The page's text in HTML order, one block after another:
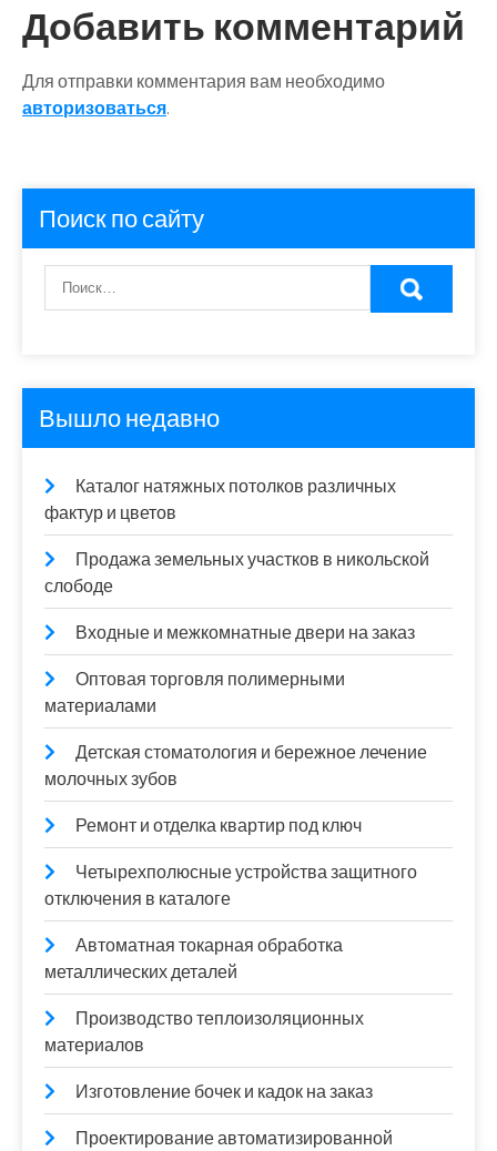
Добавить комментарий
Для отправки комментария вам необходимо
авторизоваться.
Поиск по сайту
Вышло недавно
Каталог натяжных потолков различных
фактур и цветов
Продажа земельных участков в никольской
слободе
Входные и межкомнатные двери на заказ
Оптовая торговля полимерными
материалами
Детская стоматология и бережное лечение
молочных зубов
Ремонт и отделка квартир под ключ
Четырехполюсные устройства защитного
отключения в каталоге
Автоматная токарная обработка
металлических деталей
Производство теплоизоляционных
материалов
Изготовление бочек и кадок на заказ
Проектирование автоматизированной